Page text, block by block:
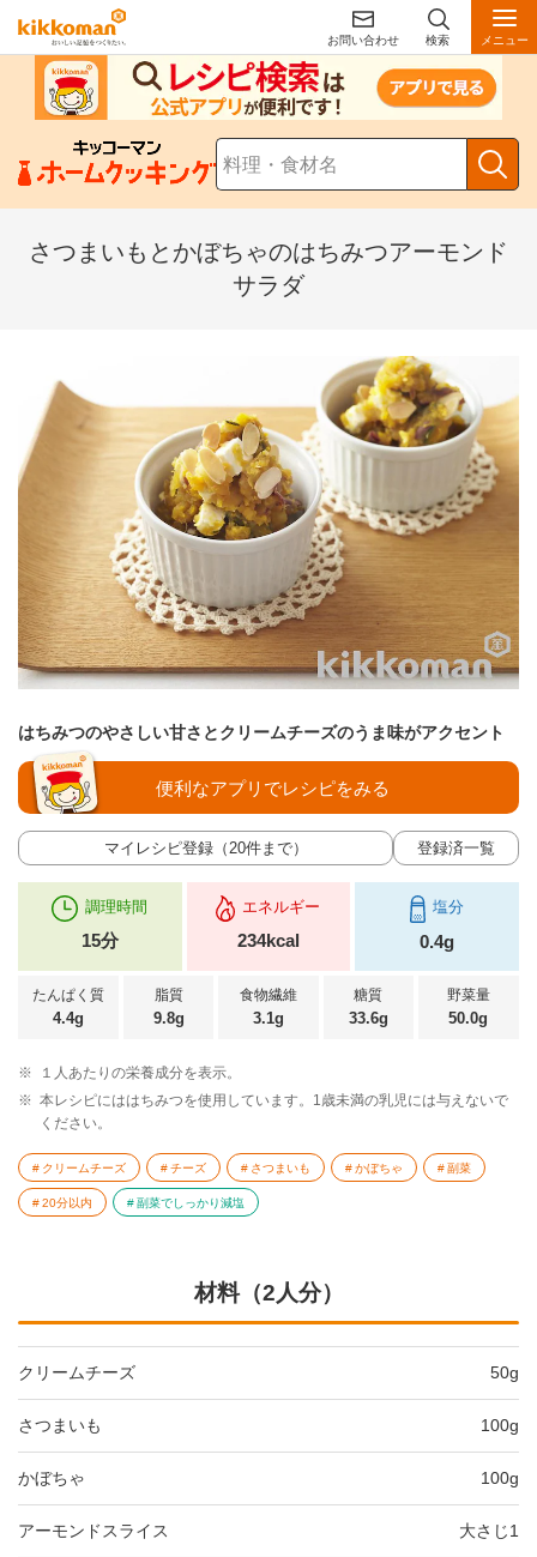
お問い合わせ 検索 メニュー
さつまいもとかぼちゃのはちみつアーモンド
サラダ
はちみつのやさしい甘さとクリームチーズのうま味がアクセント
マイレシピ登録（20件まで） 登録済一覧
便利なアプリでレシピをみる
調理時間
15分
エネルギー
234kcal
塩分
0.4g
たんぱく質
4.4g
脂質
9.8g
食物繊維
3.1g
糖質
33.6g
野菜量
50.0g
※
１人あたりの栄養成分を表示。
※ 本レシピにははちみつを使用しています。1歳未満の乳児には与えないで
ください。
クリームチーズ チーズ さつまいも かぼちゃ 副菜
20分以内 副菜でしっかり減塩
材料（2人分）
クリームチーズ 50g
さつまいも 100g
かぼちゃ 100g
アーモンドスライス 大さじ1